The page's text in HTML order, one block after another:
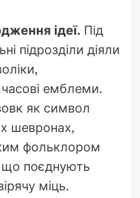
ідеї. Під
підрозділи діяли
емблеми.
як символ
шевронах,
фольклором
що поєднують
міць.